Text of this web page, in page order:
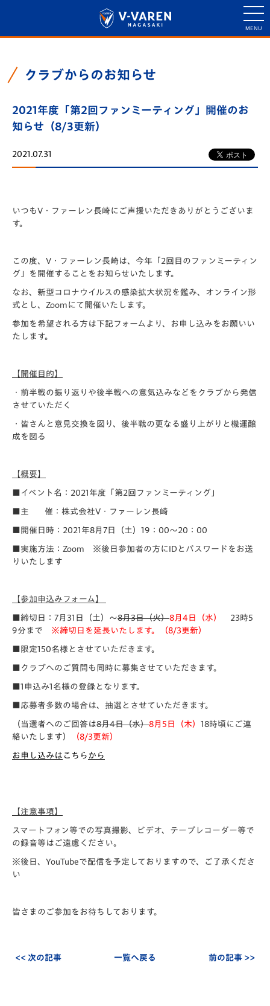
クラブからのお知らせ
2021年度「第2回ファンミーティング」開催のお
知らせ（8/3更新）
2021.07.31
いつもV・ファーレン長崎にご声援いただきありがとうございま
す。
この度、V・ファーレン長崎は、今年「2回目のファンミーティン
グ」を開催することをお知らせいたします。
なお、新型コロナウイルスの感染拡大状況を鑑み、オンライン形
式とし、Zoomにて開催いたします。
参加を希望される方は下記フォームより、お申し込みをお願いい
たします。
【開催目的】
・前半戦の振り返りや後半戦への意気込みなどをクラブから発信
させていただく
・皆さんと意見交換を図り、後半戦の更なる盛り上がりと機運醸
成を図る
【概要】
■イベント名：2021年度「第2回ファンミーティング」
■主 催：株式会社V・ファーレン長崎
■開催日時：2021年8月7日（土）19：00～20：00
■実施方法：Zoom ※後日参加者の方にIDとパスワードをお送
りいたします
【参加申込みフォーム】
■締切日：7月31日（土）～8月3日（火）8月4日（水）
23時5
9分まで ※締切日を延長いたします。（8/3更新）
■限定150名様とさせていただきます。
■クラブへのご質問も同時に募集させていただきます。
■1申込み1名様の登録となります。
■応募者多数の場合は、抽選とさせていただきます。
（当選者へのご回答は8月4日（水）8月5日（木） 18時頃にご連
絡いたします）
（8/3更新）
お申し込みは こちら から
【注意事項】
スマートフォン等での写真撮影、ビデオ、テープレコーダー等で
の録音等はご遠慮ください。
※後日、YouTubeで配信を予定しておりますので、ご了承くださ
い
皆さまのご参加をお待ちしております。
<< 次の記事 一覧へ戻る 前の記事 >>